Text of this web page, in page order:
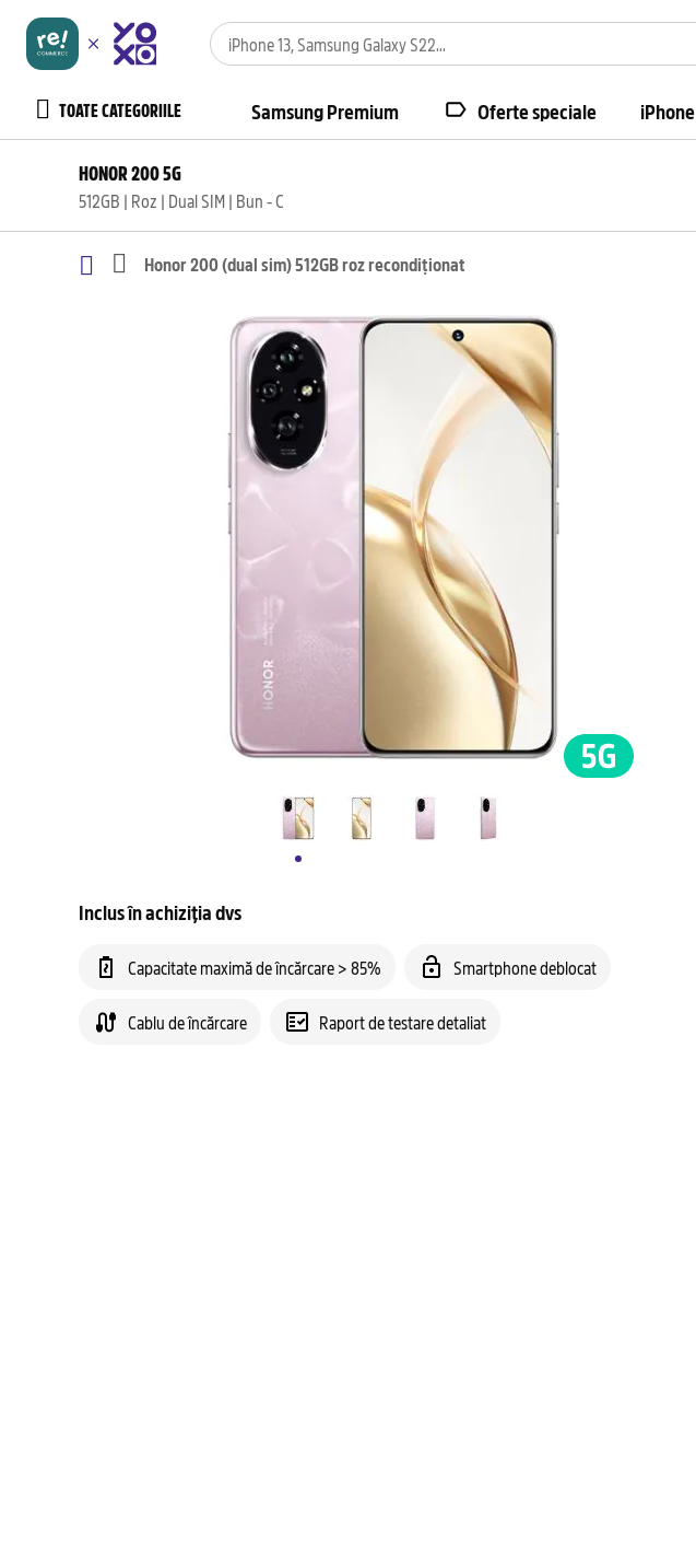
TOATE CATEGORIILE Samsung Premium Oferte speciale iPhone
HONOR 200 5G
512GB | Roz | Dual SIM | Bun - C
Honor 200 (dual sim) 512GB roz recondiționat
Inclus în achiziția dvs
Capacitate maximă de încărcare > 85% Smartphone deblocat
Cablu de încărcare Raport de testare detaliat